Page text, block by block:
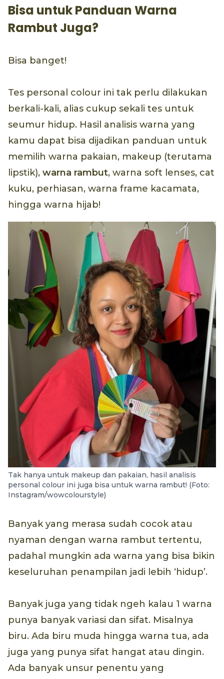
Bisa untuk Panduan Warna
Rambut Juga?
Bisa banget!
Tes personal colour ini tak perlu dilakukan
berkali-kali, alias cukup sekali tes untuk
seumur hidup. Hasil analisis warna yang
kamu dapat bisa dijadikan panduan untuk
memilih warna pakaian, makeup (terutama
lipstik), warna rambut, warna soft lenses, cat
kuku, perhiasan, warna frame kacamata,
hingga warna hijab!
Tak hanya untuk makeup dan pakaian, hasil analisis
personal colour ini juga bisa untuk warna rambut! (Foto:
Instagram/wowcolourstyle)
Banyak yang merasa sudah cocok atau
nyaman dengan warna rambut tertentu,
padahal mungkin ada warna yang bisa bikin
keseluruhan penampilan jadi lebih ‘hidup’.
Banyak juga yang tidak ngeh kalau 1 warna
punya banyak variasi dan sifat. Misalnya
biru. Ada biru muda hingga warna tua, ada
juga yang punya sifat hangat atau dingin.
Ada banyak unsur penentu yang